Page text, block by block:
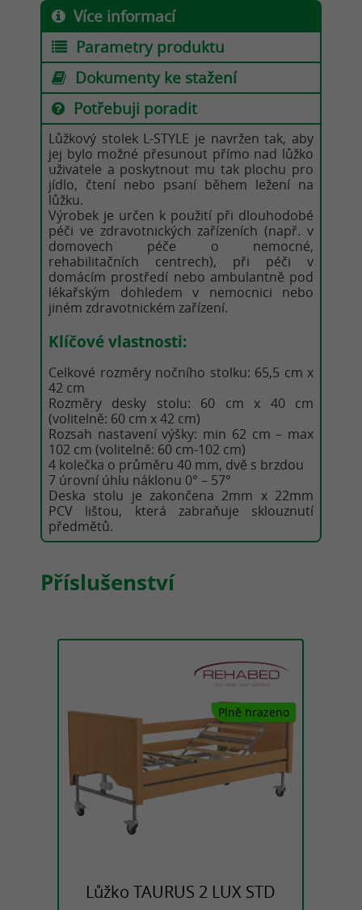
Více informací
Parametry produktu
Dokumenty ke stažení
Potřebuji poradit
Lůžkový stolek L-STYLE je navržen tak, aby
jej bylo možné přesunout přímo nad lůžko
uživatele a poskytnout mu tak plochu pro
jídlo, čtení nebo psaní během ležení na
lůžku.
Výrobek je určen k použití při dlouhodobé
péči ve zdravotnických zařízeních (např. v
domovech péče o nemocné,
rehabilitačních centrech), při péči v
domácím prostředí nebo ambulantně pod
lékařským dohledem v nemocnici nebo
jiném zdravotnickém zařízení.
Klíčové vlastnosti:
Celkové rozměry nočního stolku: 65,5 cm x
42 cm
Rozměry desky stolu: 60 cm x 40 cm
(volitelně: 60 cm x 42 cm)
Rozsah nastavení výšky: min 62 cm – max
102 cm (volitelně: 60 cm-102 cm)
4 kolečka o průměru 40 mm, dvě s brzdou
7 úrovní úhlu náklonu 0° – 57°
Deska stolu je zakončena 2mm x 22mm
PCV lištou, která zabraňuje sklouznutí
předmětů.
Příslušenství
Plně hrazeno
Lůžko TAURUS 2 LUX STD